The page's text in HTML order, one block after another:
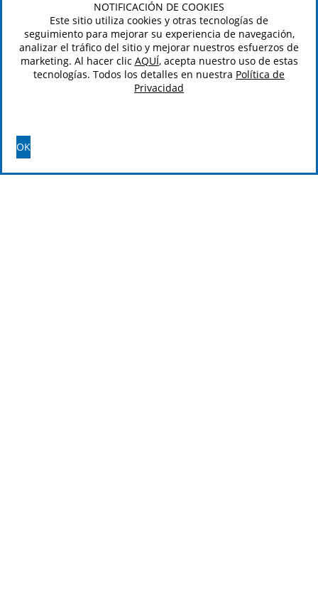
NOTIFICACIÓN DE COOKIES
Este sitio utiliza cookies y otras tecnologías de
seguimiento para mejorar su experiencia de navegación,
analizar el tráfico del sitio y mejorar nuestros esfuerzos de
marketing. Al hacer clic AQUÍ, acepta nuestro uso de estas
tecnologías. Todos los detalles en nuestra Política de
Privacidad
OK